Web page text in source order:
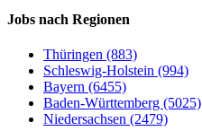
Jobs nach Regionen
Thüringen (883)
Schleswig-Holstein (994)
Bayern (6455)
Baden-Württemberg (5025)
Niedersachsen (2479)